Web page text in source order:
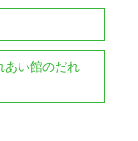
あい館のだれ